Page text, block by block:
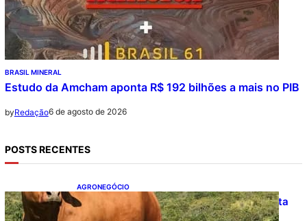
BRASIL MINERAL
Estudo da Amcham aponta R$ 192 bilhões a mais no PIB
byRedação6 de agosto de 2026
POSTS RECENTES
AGRONEGÓCIO
Boi gordo hoje: confira cotações para esta
quinta-feira (6)